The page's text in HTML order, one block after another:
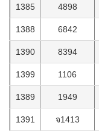
1385 4898
1388 6842
1390 8394
1399 1106
1389 1949
1391 จ1413